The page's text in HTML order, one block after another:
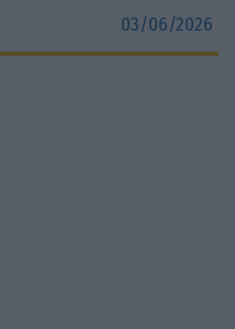
03/06/2026